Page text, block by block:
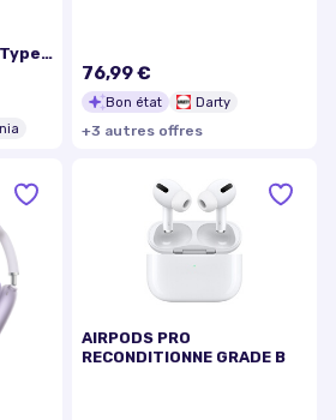
Type-
76,99 €
Bon état Darty
+3 autres offres
AIRPODS PRO
RECONDITIONNE GRADE B